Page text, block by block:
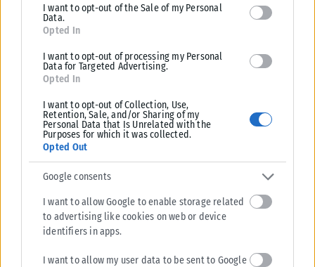
I want to opt-out of the Sale of my Personal
Data.
Opted In
I want to opt-out of processing my Personal
Data for Targeted Advertising.
Opted In
I want to opt-out of Collection, Use,
Retention, Sale, and/or Sharing of my
Personal Data that Is Unrelated with the
Purposes for which it was collected.
Opted Out
Google consents
I want to allow Google to enable storage related
to advertising like cookies on web or device
identifiers in apps.
I want to allow my user data to be sent to Google
Όλα είναι έτοιμα για τα Αγιοπαυλίτικα 2026, με τη δημοτική ενότητα
Αγίου Παύλου του δήμου Νεάπολης-Συκεών να υποδέχεται την
ΑΝΑΡΤΉΘΗΚΕ ΑΠΌ KARFITSANEWS 23/07/2026